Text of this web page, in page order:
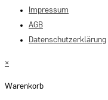
Impressum
AGB
Datenschutzerklärung
×
Warenkorb